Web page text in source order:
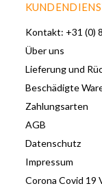
Kontakt: +31 (0)
Über uns
Lieferung und
Beschädigte
Zahlungsarten
AGB
Datenschutz
Impressum
Corona Covid 19